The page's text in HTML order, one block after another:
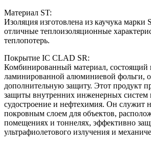
Материал ST:
Изоляция изготовлена из каучука марки
отличные теплоизоляционные
теплопотерь.
Покрытие IC CLAD SR:
Комбинированный материал, состоящий
ламинированной алюминиевой фольги,
дополнительную защиту. Этот продукт
защиты внутренних инженерных систем
судостроение и нефтехимия. Он служит
покровным слоем для объектов,
помещениях и тоннелях, эффективно
ультрафиолетового излучения и